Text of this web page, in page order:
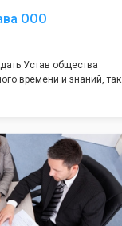
ООО
Устав общества
времени и знаний, так
вам свой
который
компании. Устав,
профессиональными
регистрацию в